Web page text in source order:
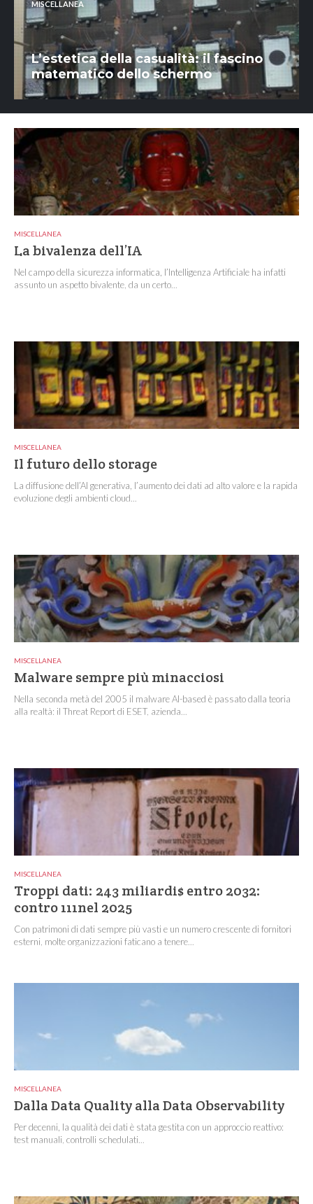
MISCELLANEA
L’estetica della casualità: il fascino
matematico dello schermo
MISCELLANEA
La bivalenza dell’IA
Nel campo della sicurezza informatica, l’Intelligenza Artificiale ha infatti
assunto un aspetto bivalente, da un certo...
MISCELLANEA
Il futuro dello storage
La diffusione dell’AI generativa, l’aumento dei dati ad alto valore e la rapida
evoluzione degli ambienti cloud...
MISCELLANEA
Malware sempre più minacciosi
Nella seconda metà del 2005 il malware AI-based è passato dalla teoria
alla realtà: il Threat Report di ESET, azienda...
MISCELLANEA
Troppi dati: 243 miliardi$ entro 2032:
contro 111nel 2025
Con patrimoni di dati sempre più vasti e un numero crescente di fornitori
esterni, molte organizzazioni faticano a tenere...
MISCELLANEA
Dalla Data Quality alla Data Observability
Per decenni, la qualità dei dati è stata gestita con un approccio reattivo:
test manuali, controlli schedulati...